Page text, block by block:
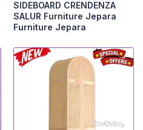
SIDEBOARD CRENDENZA
SALUR Furniture Jepara
Furniture Jepara